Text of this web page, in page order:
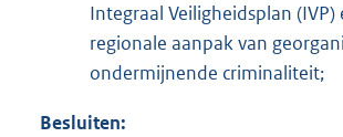
Integraal Veiligheidsplan
regionale aanpak van
ondermijnende criminaliteit;
Besluiten: